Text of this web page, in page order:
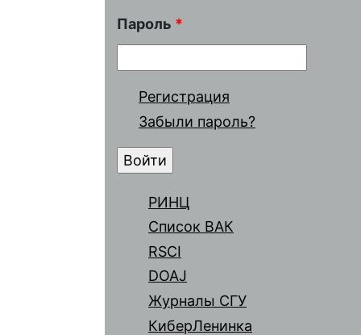
Пароль *
Регистрация
Забыли пароль?
РИНЦ
Список ВАК
RSCI
DOAJ
Журналы СГУ
КиберЛенинка